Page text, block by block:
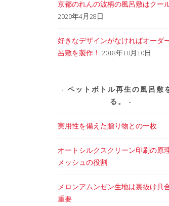
京都のれんの波柄の風呂敷はクー
2020年4月28日
好きなデザインがなければオーダ
呂敷を製作！ 2018年10月10日
ペットボトル再生の風呂敷
る。
実用性を備えた贈り物との一枚
オートシルクスクリーン印刷の原
メッシュの役割
メロンアムンゼン生地は裏抜け具
重要